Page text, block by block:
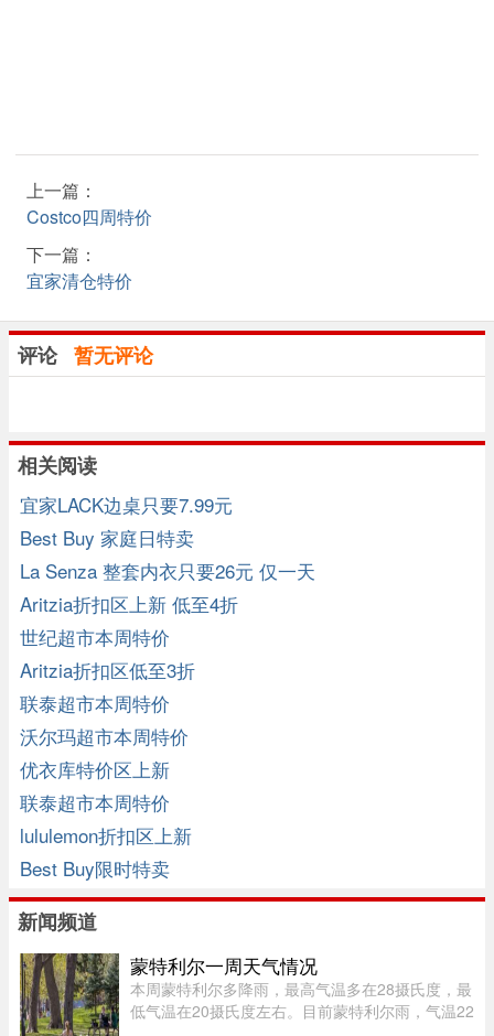
上一篇：
Costco四周特价
下一篇：
宜家清仓特价
评论 暂无评论
相关阅读
宜家LACK边桌只要7.99元
Best Buy 家庭日特卖
La Senza 整套内衣只要26元 仅一天
Aritzia折扣区上新 低至4折
世纪超市本周特价
Aritzia折扣区低至3折
联泰超市本周特价
沃尔玛超市本周特价
优衣库特价区上新
联泰超市本周特价
lululemon折扣区上新
Best Buy限时特卖
新闻频道
蒙特利尔一周天气情况
本周蒙特利尔多降雨，最高气温多在28摄氏度，最
低气温在20摄氏度左右。目前蒙特利尔雨，气温22